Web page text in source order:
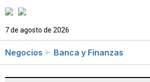
7 de agosto de 2026
Negocios Banca y Finanzas